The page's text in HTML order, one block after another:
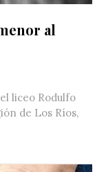
al
liceo Rodulfo
de Los Ríos,